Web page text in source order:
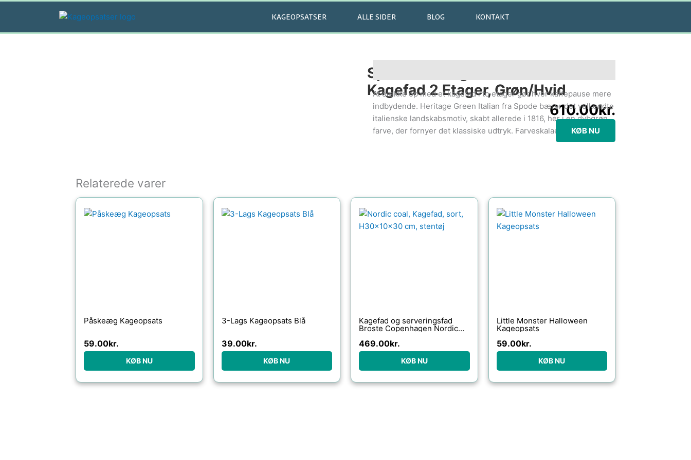
indholdet
KAGEOPSATSER ALLE SIDER BLOG KONTAKT
Spode Heritage Green Italian
Kagefad 2 Etager, Grøn/hvid
610.00kr.
KØB NU
Beskrivelse
At dække op med et kagefad i to etager gør hver kaffepause mere
indbydende. Heritage Green Italian fra Spode bærer det velkendte
italienske landskabsmotiv, skabt allerede i 1816, her i en dybgrøn
farve, der fornyer det klassiske udtryk. Farveskalaen skabe
Relaterede varer
Påskeæg Kageopsats
59.00kr.
KØB NU
3-Lags Kageopsats Blå
39.00kr.
KØB NU
Kagefad og serveringsfad
Broste Copenhagen Nordic
stentøj
469.00kr.
KØB NU
Little Monster Halloween
Kageopsats
59.00kr.
KØB NU